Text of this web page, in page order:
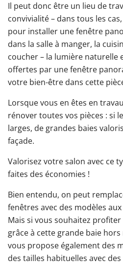
Il peut donc être un lieu de
convivialité – dans tous les
pour installer une fenêtre
dans la salle à manger, la
coucher – la lumière
offertes par une fenêtre
votre bien-être dans cette
Lorsque vous en êtes en
rénover toutes vos pièces : si
larges, de grandes baies
façade.
Valorisez votre salon avec ce
faites des économies !
Bien entendu, on peut
fenêtres avec des modèles
Mais si vous souhaitez
grâce à cette grande baie
vous propose également des
des tailles habituelles avec